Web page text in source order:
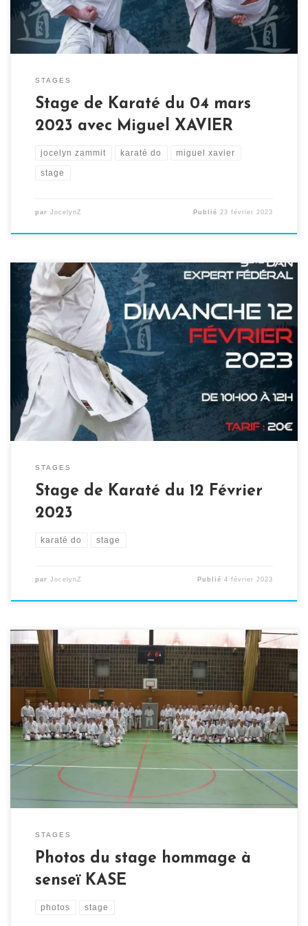
STAGES
Stage de Karaté du 04 mars
2023 avec Miguel XAVIER
jocelyn zammit karaté do miguel xavier
stage
par JocelynZ Publié23 février 2023
L’ALTR Karaté organise son premier stage de 2023, sous
la direction de Jean-Pierre LAVORATO, Expert Fédéral
9ème Dan. Ce stage de Karaté du 12 Février 2023 se
déroulera de 10h00 à 12h00 au complexe sportif René
DUREL, rue Emile ZOLA, à Tourville La Rivière. Le tarif
de ce stage est […]
STAGES
Stage de Karaté du 12 Février
2023
karaté do stage
par JocelynZ Publié4 février 2023
Enregistrer Enregistrer
STAGES
Photos du stage hommage à
senseï KASE
photos stage